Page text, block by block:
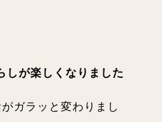
しが楽しくなりました
ガラッと変わりまし